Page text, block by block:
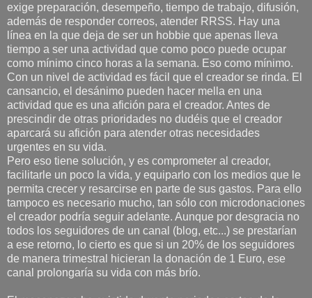
exige preparación, desempeño, tiempo de trabajo, difusión,
además de responder correos, atender RRSS. Hay una
línea en la que deja de ser un hobbie que apenas lleva
tiempo a ser una actividad que como poco puede ocupar
como mínimo cinco horas a la semana. Eso como mínimo.
Con un nivel de actividad es fácil que el creador se rinda. El
cansancio, el desánimo pueden hacer mella en una
actividad que es una afición para el creador. Antes de
prescindir de otras prioridades no dudéis que el creador
aparcará su afición para atender otras necesidades
urgentes en su vida.
Pero eso tiene solución, y es comprometer al creador,
facilitarle un poco la vida, y equiparlo con los medios que le
permita crecer y resarcirse en parte de sus gastos. Para ello
tampoco es necesario mucho, tan sólo con microdonaciones
el creador podría seguir adelante. Aunque por desgracia no
todos los seguidores de un canal (blog, etc...) se prestarían
a ese retorno, lo cierto es que si un 20% de los seguidores
de manera trimestral hicieran la donación de 1 Euro, ese
canal prolongaría su vida con más brío.